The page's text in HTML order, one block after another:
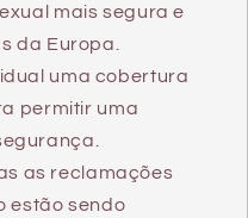
mais segura e
da Europa.
uma cobertura
permitir uma
as reclamações
estão sendo